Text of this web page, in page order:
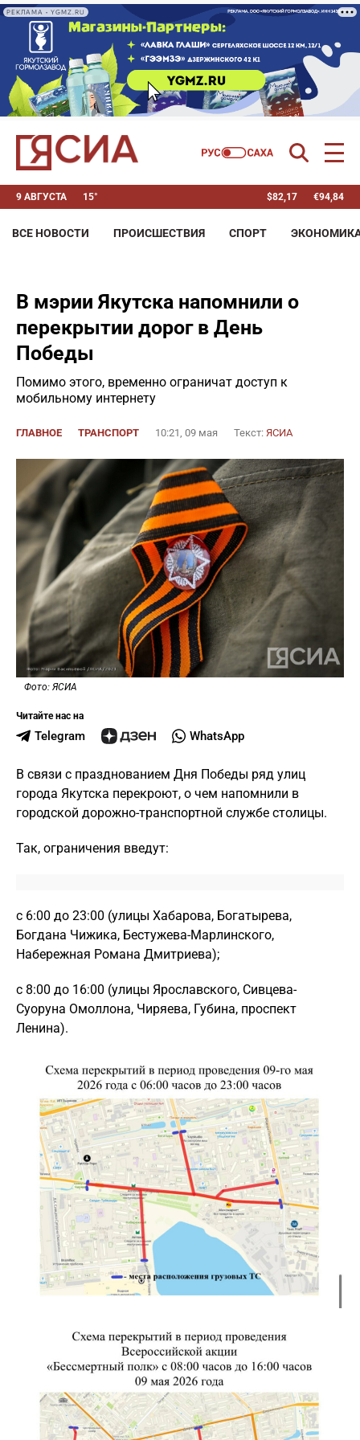
РЕКЛАМА • YGMZ.RU
9 АВГУСТА 15° $82,17 €94,84
ВСЕ НОВОСТИ ПРОИСШЕСТВИЯ СПОРТ
В мэрии Якутска напомнили о
перекрытии дорог в День
Победы
Помимо этого, временно ограничат доступ к
мобильному интернету
ГЛАВНОЕ ТРАНСПОРТ 10:21, 09 мая Текст: ЯСИА
Фото: ЯСИА
Читайте нас на
Telegram WhatsApp
В связи с празднованием Дня Победы ряд улиц
города Якутска перекроют, о чем напомнили в
городской дорожно-транспортной службе столицы.
Так, ограничения введут:
с 6:00 до 23:00 (улицы Хабарова, Богатырева,
Богдана Чижика, Бестужева-Марлинского,
Набережная Романа Дмитриева);
с 8:00 до 16:00 (улицы Ярославского, Сивцева-
Суоруна Омоллона, Чиряева, Губина, проспект
Ленина).